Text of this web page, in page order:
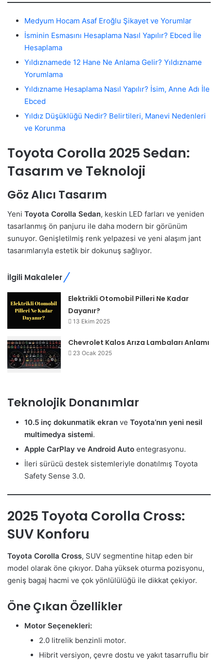
Medyum Hocam Asaf Eroğlu Şikayet ve Yorumlar
İsminin Esmasını Hesaplama Nasıl Yapılır? Ebced İle
Hesaplama
Yıldıznamede 12 Hane Ne Anlama Gelir? Yıldızname
Yorumlama
Yıldızname Hesaplama Nasıl Yapılır? İsim, Anne Adı İle
Ebced
Yıldız Düşüklüğü Nedir? Belirtileri, Manevi Nedenleri
ve Korunma
Toyota Corolla 2025 Sedan:
Tasarım ve Teknoloji
Göz Alıcı Tasarım
Yeni Toyota Corolla Sedan, keskin LED farları ve yeniden
tasarlanmış ön panjuru ile daha modern bir görünüm
sunuyor. Genişletilmiş renk yelpazesi ve yeni alaşım jant
tasarımlarıyla estetik bir dokunuş sağlıyor.
İlgili Makaleler
Elektrikli Otomobil Pilleri Ne Kadar
Dayanır?
13 Ekim 2025
Chevrolet Kalos Arıza Lambaları Anlamı
23 Ocak 2025
Teknolojik Donanımlar
10.5 inç dokunmatik ekran ve Toyota’nın yeni nesil
multimedya sistemi.
Apple CarPlay ve Android Auto entegrasyonu.
İleri sürücü destek sistemleriyle donatılmış Toyota
Safety Sense 3.0.
2025 Toyota Corolla Cross:
SUV Konforu
Toyota Corolla Cross, SUV segmentine hitap eden bir
model olarak öne çıkıyor. Daha yüksek oturma pozisyonu,
geniş bagaj hacmi ve çok yönlülülüğü ile dikkat çekiyor.
Öne Çıkan Özellikler
Motor Seçenekleri:
2.0 litrelik benzinli motor.
Hibrit versiyon, çevre dostu ve yakıt tasarruflu bir